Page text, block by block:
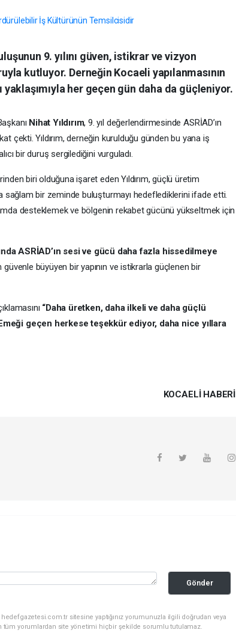
9. yılını güven, istikrar ve vizyon
kutluyor. Derneğin Kocaeli yapılanmasının
yaklaşımıyla her geçen gün daha da güçleniyor.
Nihat Yıldırım, 9. yıl değerlendirmesinde ASRİAD’ın
çekti. Yıldırım, derneğin kurulduğu günden bu yana iş
bir duruş sergilediğini vurguladı.
biri olduğuna işaret eden Yıldırım, güçlü üretim
sağlam bir zeminde buluşturmayı hedeflediklerini ifade etti.
desteklemek ve bölgenin rekabet gücünü yükseltmek için
ASRİAD’ın sesi ve gücü daha fazla hissedilmeye
güvenle büyüyen bir yapının ve istikrarla güçlenen bir
“Daha üretken, daha ilkeli ve daha güçlü
geçen herkese teşekkür ediyor, daha nice yıllara
KOCAELI HABERİ
Gönder
sitesine yaptığınız yorumunuzla ilgili doğrudan veya
tüm yorumlardan site yönetimi hiçbir şekilde sorumlu tutulamaz.